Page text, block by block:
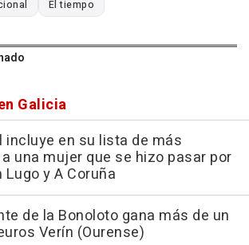
El tiempo
Galicia
incluye en su lista de más
una mujer que se hizo pasar por
y A Coruña
de la Bonoloto gana más de un
Verín (Ourense)